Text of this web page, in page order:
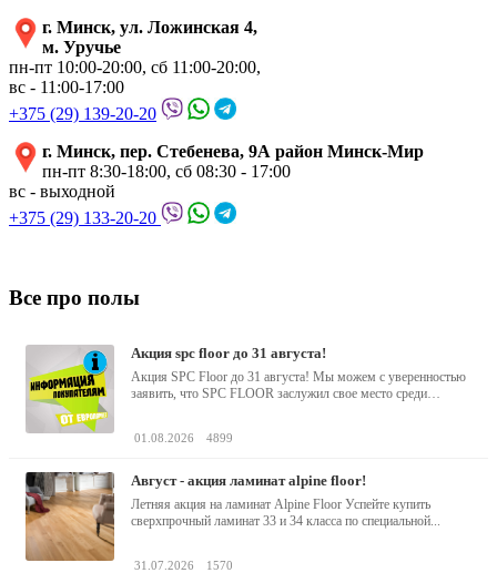
г. Минск, ул. Ложинская 4,
м. Уручье
пн-пт 10:00-20:00, сб 11:00-20:00,
вс - 11:00-17:00
+375 (29) 139-20-20
г. Минск, пер. Стебенева, 9А район Минск-Мир
пн-пт 8:30-18:00, сб 08:30 - 17:00
вс - выходной
+375 (29) 133-20-20
Все про полы
акция spc floor до 31 августа!
Акция SPC Floor до 31 августа! Мы можем с уверенностью
заявить, что SPC FLOOR заслужил свое место среди
01.08.2026 4899
август - акция ламинат alpine floor!
Летняя акция на ламинат Alpine Floor Успейте купить
сверхпрочный ламинат 33 и 34 класса по специальной...
31.07.2026 1570